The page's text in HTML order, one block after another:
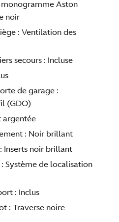
monogramme Aston
noir
: Ventilation des
secours : Incluse
de garage :
(GDO)
argentée
: Noir brillant
Inserts noir brillant
Système de localisation
: Inclus
: Traverse noire